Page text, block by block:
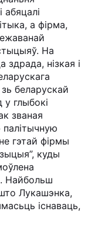
абяцалі
а фірма,
На
здрада, нізкая і
беларускай
у глыбокі
званая
палітычную
гэтай фірмы
куды
Найбольш
Лукашэнка,
існаваць,